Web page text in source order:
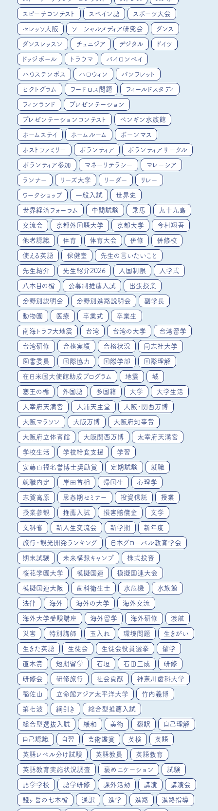
スピーチコンテスト スペイン語 スポーツ大会
セレッソ大阪 ソーシャルメディア研究会 ダンス
ダンスレッスン チュニジア デジタル ドイツ
ドッジボール トラウマ バイロンベイ
ハウステンボス ハロウィン パンフレット
ピクトグラム フードロス問題 フィールドスタディ
フィンランド プレゼンテーション
プレゼンテーションコンテスト ペンギン水族館
ホームステイ ホームルーム ボーンマス
ホストファミリー ボランティア ボランティアサークル
ボランティア参加 マネーリテラシー マレーシア
ランナー リーズ大学 リーダー リレー
ワークショップ 一般入試 世界史
世界経済フォーラム 中間試験 乗馬 九十九島
交流会 京都外国語大学 京都大学 今村翔吾
他者認識 体育 体育大会 併修 併修校
使える英語 保健室 先生の言いたいこと
先生紹介 先生紹介2026 入国制限 入学式
八本目の槍 公募制推薦入試 出張授業
分野別説明会 分野別進路説明会 副学長
動物園 医療 卒業式 卒業生
南海トラフ大地震 台湾 台湾の大学 台湾留学
台湾研修 合格実績 合格状況 同志社大学
図書委員 国際協力 国際学部 国際理解
在日米国大使館助成プログラム 地震 城
塞王の楯 外国語 多国籍 大学 大学生活
大宰府天満宮 大浦天主堂 大阪・関西万博
大阪マラソン 大阪万博 大阪府知事賞
大阪府立体育館 大阪関西万博 太宰府天満宮
学校生活 学校給食支援 学習
安藤百福名誉博士奨励賞 定期試験 就職
就職内定 岸田首相 帰国生 心理学
志賀高原 思春期セミナー 投資信託 授業
授業参観 推薦入試 損害賠償金 文学
文科省 新入生交流会 新学期 新年度
旅行・観光開発ランキング 日本グローバル教育学会
期末試験 未来構想キャンプ 株式投資
桜花学園大学 模擬国連 模擬国連大会
模擬国連大阪 歯科衛生士 水危機 水族館
法律 海外 海外の大学 海外交流
海外大学受験講座 海外留学 海外研修 渡航
災害 特別講師 玉入れ 環境問題 生きがい
生きた英語 生徒会 生徒会役員選挙 留学
直木賞 短期留学 石垣 石田三成 研修
研修会 研修旅行 社会貢献 神奈川歯科大学
稲佐山 立命館アジア太平洋大学 竹内義博
第七波 綱引き 総合型推薦入試
総合型選抜入試 緩和 美術 翻訳 自己理解
自己認識 自習 芸術鑑賞 英検 英語
英語レベル分け試験 英語教員 英語教育
英語教育実施状況調査 褒めニケーション 試験
語学学校 語学研修 課外活動 講演 講演会
賤ヶ岳の七本槍 通訳 進学 進路 進路指導